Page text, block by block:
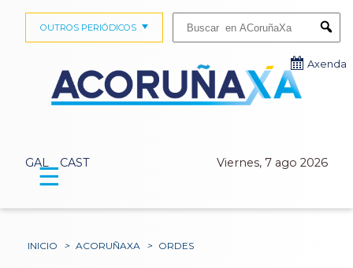
GAL CAST Viernes, 7 ago 2026
OUTROS PERIÓDICOS
Axenda
☰
INICIO > ACORUÑAXA > ORDES